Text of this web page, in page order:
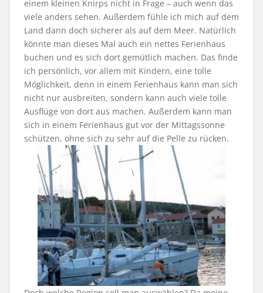
einem kleinen Knirps nicht in Frage – auch wenn das
viele anders sehen. Außerdem fühle ich mich auf dem
Land dann doch sicherer als auf dem Meer. Natürlich
könnte man dieses Mal auch ein nettes Ferienhaus
buchen und es sich dort gemütlich machen. Das finde
ich persönlich, vor allem mit Kindern, eine tolle
Möglichkeit, denn in einem Ferienhaus kann man sich
nicht nur ausbreiten, sondern kann auch viele tolle
Ausflüge von dort aus machen. Außerdem kann man
sich in einem Ferienhaus gut vor der Mittagssonne
schützen, ohne sich zu sehr auf die Pelle zu rücken.